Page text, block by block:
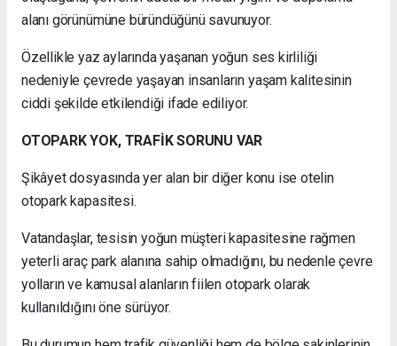
alanı görünümüne büründüğünü savunuyor.
Özellikle yaz aylarında yaşanan yoğun ses kirliliği
nedeniyle çevrede yaşayan insanların yaşam kalitesinin
ciddi şekilde etkilendiği ifade ediliyor.
OTOPARK YOK, TRAFİK SORUNU VAR
Şikâyet dosyasında yer alan bir diğer konu ise otelin
otopark kapasitesi.
Vatandaşlar, tesisin yoğun müşteri kapasitesine rağmen
yeterli araç park alanına sahip olmadığını, bu nedenle çevre
yolların ve kamusal alanların fiilen otopark olarak
kullanıldığını öne sürüyor.